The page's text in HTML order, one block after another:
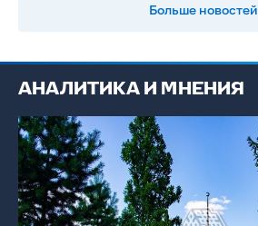
Больше новостей
АНАЛИТИКА И МНЕНИЯ